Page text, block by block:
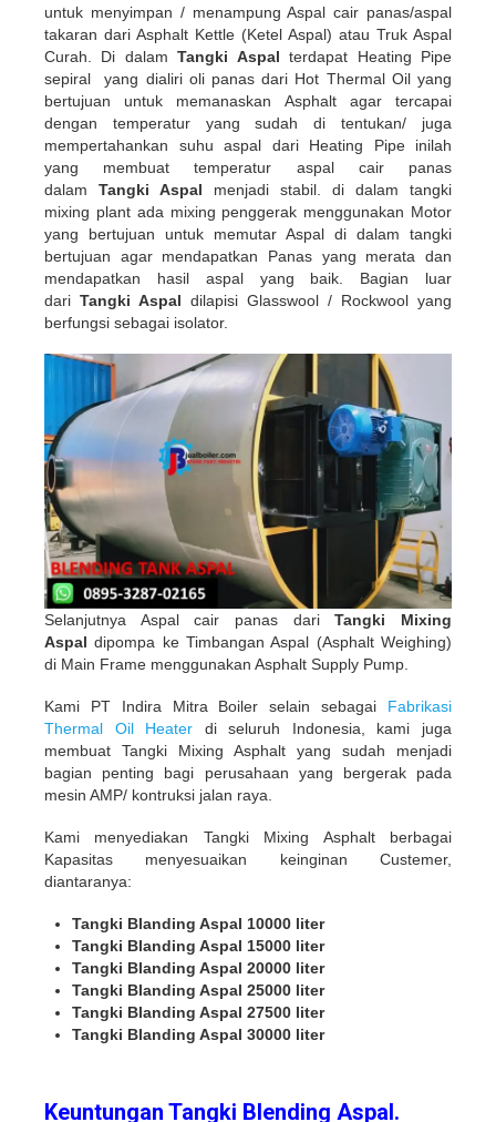
untuk menyimpan / menampung Aspal cair panas/aspal
takaran dari Asphalt Kettle (Ketel Aspal) atau Truk Aspal
Curah. Di dalamTangki Aspal terdapat Heating Pipe
sepiral yang dialiri oli panas dari Hot Thermal Oil yang
bertujuan untuk memanaskan Asphalt agar tercapai
dengan temperatur yang sudah di tentukan/ juga
mempertahankan suhu aspal dari Heating Pipe inilah
yang membuat temperatur aspal cair panas
dalam Tangki Aspal menjadi stabil. di dalam tangki
mixing plant ada mixing penggerak menggunakan Motor
yang bertujuan untuk memutar Aspal di dalam tangki
bertujuan agar mendapatkan Panas yang merata dan
mendapatkan hasil aspal yang baik. Bagian luar
dari Tangki Aspal dilapisi Glasswool / Rockwool yang
berfungsi sebagai isolator.
Selanjutnya Aspal cair panas dariTangki Mixing
Aspal dipompa ke Timbangan Aspal (Asphalt Weighing)
di Main Frame menggunakan Asphalt Supply Pump.
Kami PT Indira Mitra Boiler selain sebagai Fabrikasi
Thermal Oil Heater di seluruh Indonesia, kami juga
membuat Tangki Mixing Asphalt yang sudah menjadi
bagian penting bagi perusahaan yang bergerak pada
mesin AMP/ kontruksi jalan raya.
Kami menyediakan Tangki Mixing Asphalt berbagai
Kapasitas menyesuaikan keinginan Custemer,
diantaranya:
Tangki Blanding Aspal 10000 liter
Tangki Blanding Aspal 15000 liter
Tangki Blanding Aspal 20000 liter
Tangki Blanding Aspal 25000 liter
Tangki Blanding Aspal 27500 liter
Tangki Blanding Aspal 30000 liter
Keuntungan Tangki Blending Aspal.